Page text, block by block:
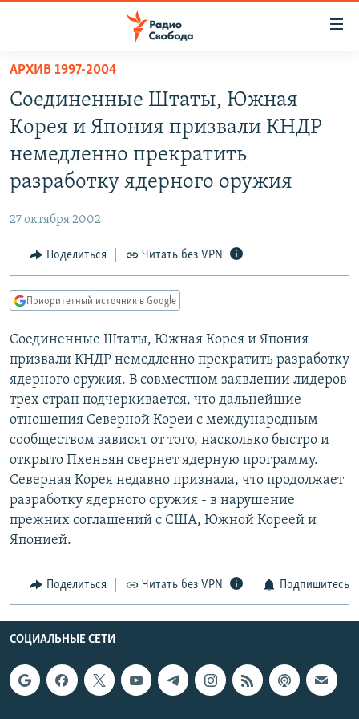
упрощенного
доступа
Вернуться
основному
содержанию
Вернутся
навигации
Вернутся
ПОДКАСТЫ
АВТОРСКИЕ ПРОЕКТЫ
ЦИТАТЫ СВОБОДЫ
КУЛЬТУРА
IDEL.РЕАЛИИ
КАВКАЗ.РЕАЛИИ
СИБИРЬ.РЕАЛИИ
РАСПИСАНИЕ ВЕЩАНИЯ
ПОДПИШИТЕСЬ НА РАССЫЛКУ
СОЦИАЛЬНЫЕ СЕТИ
АРХИВ 1997-2004
Соединенные Штаты, Южная
Корея и Япония призвали КНДР
немедленно прекратить
разработку ядерного оружия
27 октября 2002
Поделиться Читать без VPN
Приоритетный источник в Google
Соединенные Штаты, Южная Корея и Япония
призвали КНДР немедленно прекратить разработку
ядерного оружия. В совместном заявлении лидеров
трех стран подчеркивается, что дальнейшие
отношения Северной Кореи с международным
сообществом зависят от того, насколько быстро и
открыто Пхеньян свернет ядерную программу.
Северная Корея недавно признала, что продолжает
разработку ядерного оружия - в нарушение
прежних соглашений с США, Южной Кореей и
Японией.
Поделиться Читать без VPN Подпишитесь
СОЦИАЛЬНЫЕ СЕТИ